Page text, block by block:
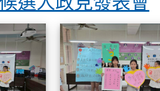
114自治市候選人政見發表會